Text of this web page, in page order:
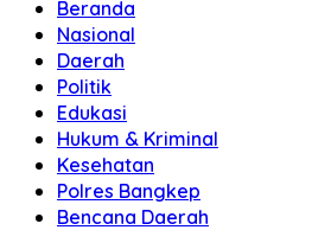
Beranda
Nasional
Daerah
Politik
Edukasi
Hukum & Kriminal
Kesehatan
Polres Bangkep
Bencana Daerah